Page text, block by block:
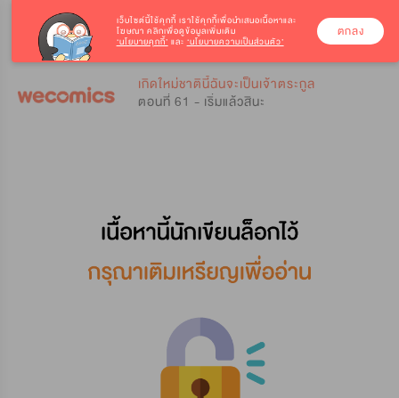
เกิดใหม่ชาตินี้ฉันจะเป็นเจ้าตระกูล
ตอนที่ 61 - เริ่มแล้วสินะ
เว็บไซต์นี้ใช้คุกกี้ เราใช้คุกกี้เพื่อนำเสนอเนื้อหาและ
โฆษณา คลิกเพื่อดูข้อมูลเพิ่มเติม
‘นโยบายคุกกี้’ และ ‘นโยบายความเป็นส่วนตัว’
ตกลง